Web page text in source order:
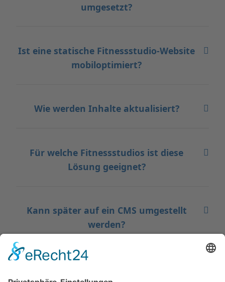
umgesetzt?
Ist eine statische Fitnessstudio-Website
mobiloptimiert?
Wie werden Inhalte aktualisiert?
Für welche Fitnessstudios ist diese
Lösung geeignet?
Kann später auf ein CMS umgestellt
werden?